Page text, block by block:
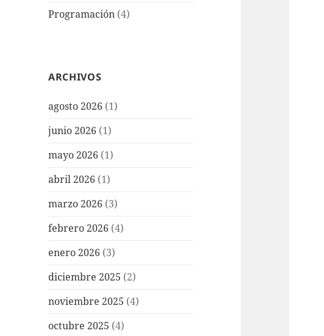
Programación (4)
ARCHIVOS
agosto 2026 (1)
junio 2026 (1)
mayo 2026 (1)
abril 2026 (1)
marzo 2026 (3)
febrero 2026 (4)
enero 2026 (3)
diciembre 2025 (2)
noviembre 2025 (4)
octubre 2025 (4)